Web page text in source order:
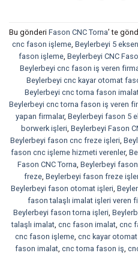
Bu gönderi Fason CNC Torna’ te
cnc fason işleme, Beylerbeyi 5
fason işleme, Beylerbeyi CNC
Beylerbeyi cnc fason iş veren
Beylerbeyi cnc kayar otomat
Beylerbeyi cnc torna fason
Beylerbeyi cnc torna fason iş veren
yapan firmalar, Beylerbeyi fason 5
borwerk işleri, Beylerbeyi Fason
Beylerbeyi fason cnc freze işleri,
fason cnc işleme hizmeti verenler,
Fason CNC Torna, Beylerbeyi
freze, Beylerbeyi fason freze
Beylerbeyi fason otomat işleri,
fason talaşlı imalat işleri veren
Beylerbeyi fason torna işleri,
talaşlı imalat, cnc fason imalat, cnc
cnc fason işleme, cnc kayar
fason imalat, cnc torna fason iş,